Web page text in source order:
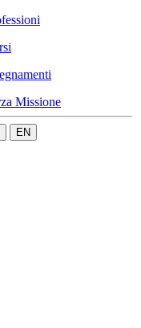
Missione
EN